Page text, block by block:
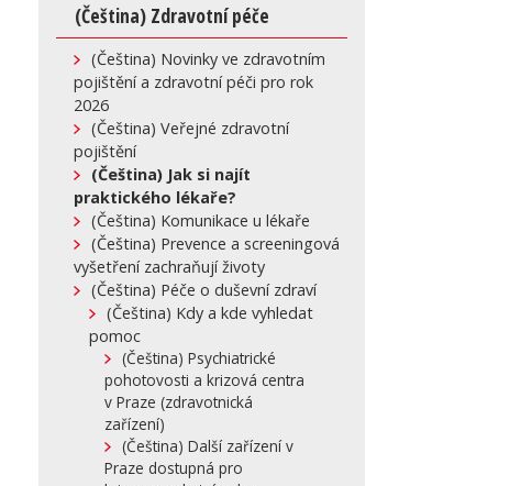
(Čeština) Zdravotní péče
(Čeština) Novinky ve zdravotním
pojištění a zdravotní péči pro rok
2026
(Čeština) Veřejné zdravotní
pojištění
(Čeština) Jak si najít
praktického lékaře?
(Čeština) Komunikace u lékaře
(Čeština) Prevence a screeningová
vyšetření zachraňují životy
(Čeština) Péče o duševní zdraví
(Čeština) Kdy a kde vyhledat
pomoc
(Čeština) Psychiatrické
pohotovosti a krizová centra
v Praze (zdravotnická
zařízení)
(Čeština) Další zařízení v
Praze dostupná pro